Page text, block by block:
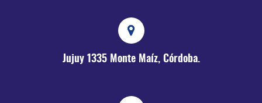
Jujuy 1335 Monte Maíz, Córdoba.